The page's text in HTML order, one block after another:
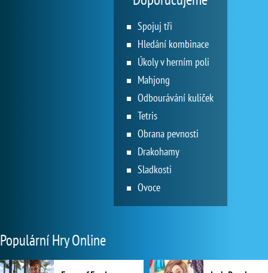
Spojuj tři
Hledání kombinace
Úkoly v herním poli
Mahjong
Odbourávání kuliček
Tetris
Obrana pevnosti
Drakohamy
Sladkosti
Ovoce
Populární Hry Online